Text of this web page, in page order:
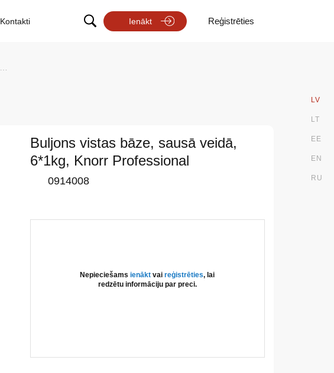
LV
LT
EE
EN
RU
Kontakti Ienākt Reģistrēties
Buljons vistas bāze, sausā veidā,
6*1kg, Knorr Professional
0914008
Nepieciešamsienākt vaireģistrēties, lai
redzētu informāciju par preci.